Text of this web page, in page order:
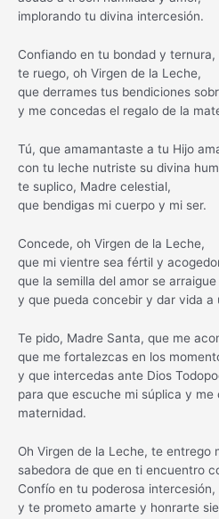
implorando tu divina intercesión.
Confiando en tu bondad y ternura,
te ruego, oh Virgen de la Leche,
que derrames tus bendiciones
y me concedas el regalo de la
Tú, que amamantaste a tu Hijo
con tu leche nutriste su divina
te suplico, Madre celestial,
que bendigas mi cuerpo y mi ser.
Concede, oh Virgen de la Leche,
que mi vientre sea fértil y
que la semilla del amor se arraigue
y que pueda concebir y dar vida a
Te pido, Madre Santa, que me
que me fortalezcas en los
y que intercedas ante Dios
para que escuche mi súplica y me
maternidad.
Oh Virgen de la Leche, te entrego
sabedora de que en ti encuentro
Confío en tu poderosa intercesión,
y te prometo amarte y honrarte